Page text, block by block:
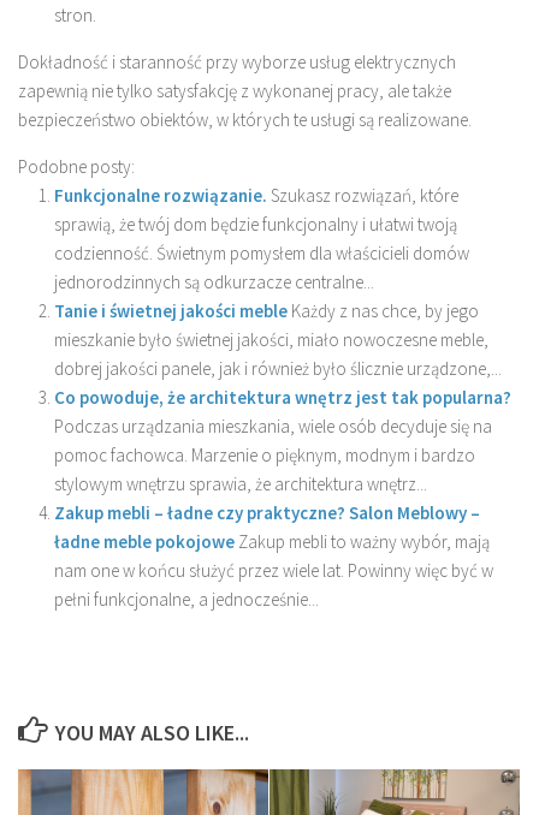
stron.
Dokładność i staranność przy wyborze usług elektrycznych
zapewnią nie tylko satysfakcję z wykonanej pracy, ale także
bezpieczeństwo obiektów, w których te usługi są realizowane.
Podobne posty:
Funkcjonalne rozwiązanie. Szukasz rozwiązań, które
sprawią, że twój dom będzie funkcjonalny i ułatwi twoją
codzienność. Świetnym pomysłem dla właścicieli domów
jednorodzinnych są odkurzacze centralne...
Tanie i świetnej jakości meble Każdy z nas chce, by jego
mieszkanie było świetnej jakości, miało nowoczesne meble,
dobrej jakości panele, jak i również było ślicznie urządzone,...
Co powoduje, że architektura wnętrz jest tak popularna?
Podczas urządzania mieszkania, wiele osób decyduje się na
pomoc fachowca. Marzenie o pięknym, modnym i bardzo
stylowym wnętrzu sprawia, że architektura wnętrz...
Zakup mebli – ładne czy praktyczne? Salon Meblowy –
ładne meble pokojowe Zakup mebli to ważny wybór, mają
nam one w końcu służyć przez wiele lat. Powinny więc być w
pełni funkcjonalne, a jednocześnie...
YOU MAY ALSO LIKE...